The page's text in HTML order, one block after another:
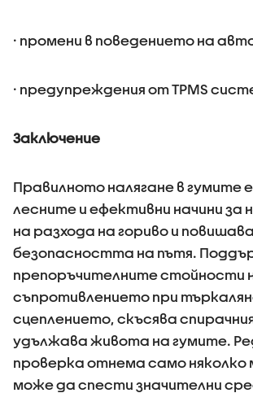
· промени в поведението на
· предупреждения от TPMS
Заключение
Правилното налягане в гумите
лесните и ефективни начини за
на разхода на гориво и
безопасността на пътя.
препоръчителните стойности
съпротивлението при
сцеплението, скъсява
удължава живота на гумите.
проверка отнема само няколко
може да спести значителни